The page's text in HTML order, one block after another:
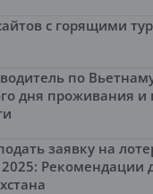
с горящими
по
дня проживания и
заявку на
2025: Рекомендации